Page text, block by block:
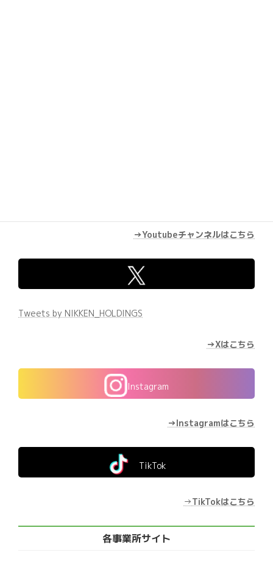
→Youtubeチャンネルはこちら
Tweets by NIKKEN_HOLDINGS
→Xはこちら
Instagram
→Instagramはこちら
TikTok
→TikTokはこちら
各事業所サイト